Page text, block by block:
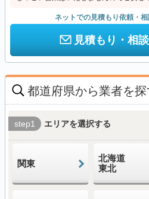
ネットでの見積もり依頼・
見積もり・相
都道府県から業者を探
step1 エリアを選択する
関東
北海道
東北